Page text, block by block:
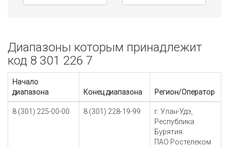
Диапазоны которым принадлежит
код 8 301 226 7
Начало
диапазона
Конец диапазона Регион/Оператор
8 (301) 225-00-00 8 (301) 228-19-99
г. Улан-Удэ,
Республика
Бурятия
ПАО Ростелеком